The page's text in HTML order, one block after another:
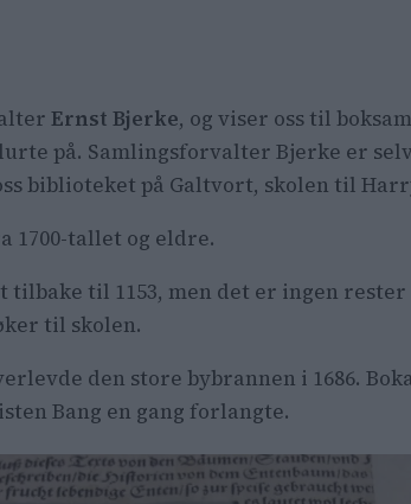
Ernst Bjerke, og viser oss til
på. Samlingsforvalter Bjerke er
biblioteket på Galtvort, skolen til
1700-tallet og eldre.
til 1153, men det er ingen rester
til skolen.
den store bybrannen i 1686.
Bang en gang forlangte.